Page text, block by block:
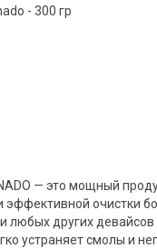
- 300 гр
— это мощный
очистки
любых других девайсов
устраняет смолы и